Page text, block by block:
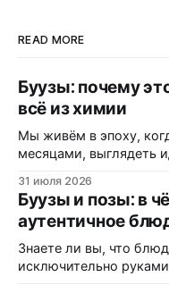
READ MORE
Буузы: почему
всё из химии
Мы живём в эпоху,
месяцами, выглядеть
вкус. Полки магазинов
пищей:
приготовления,
пол-этикетки. А ведь есть блюдо, которому не нужны
консерванты, потому
31 июля 2026
Буузы и позы: в
аутентичное
Знаете ли вы, что
исключительно